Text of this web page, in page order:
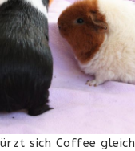
sich Coffee